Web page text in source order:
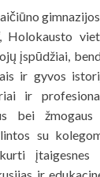
Holokausto
įspūdžiai,
ir gyvos
ir
bei
su
įtaigesnes
ir